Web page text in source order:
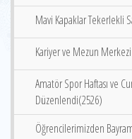
Mavi Kapaklar Tekerlekli
Kariyer ve Mezun
Amatör Spor Haftası ve
Düzenlendi(2526)
Öğrencilerimizden